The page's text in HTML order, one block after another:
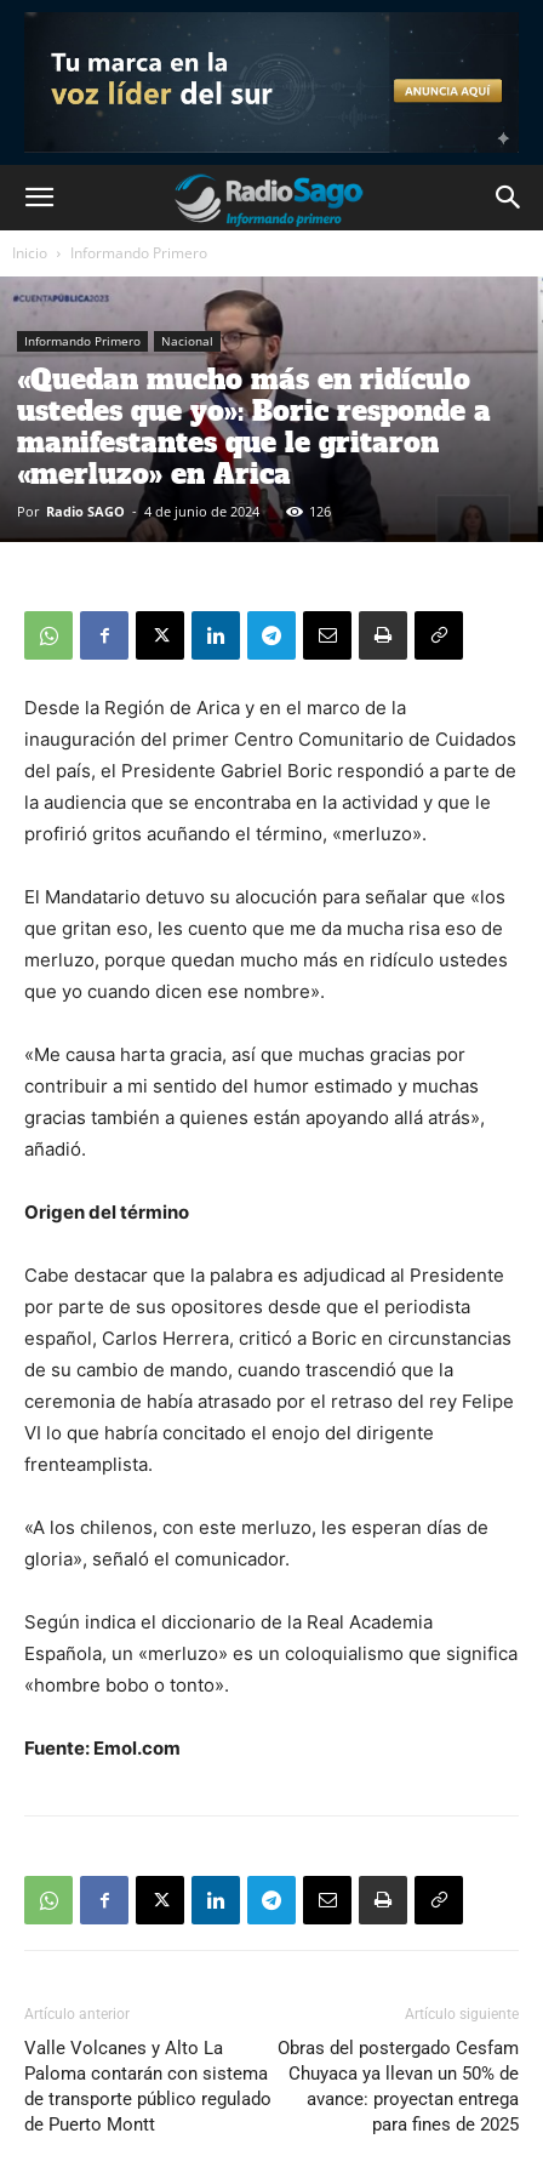
Inicio Informando Primero
Informando Primero Nacional
«Quedan mucho más en ridículo
ustedes que yo»: Boric responde a
manifestantes que le gritaron
«merluzo» en Arica
Por Radio SAGO - 4 de junio de 2024 126
Desde la Región de Arica y en el marco de la
inauguración del primer Centro Comunitario de Cuidados
del país, el Presidente Gabriel Boric respondió a parte de
la audiencia que se encontraba en la actividad y que le
profirió gritos acuñando el término, «merluzo».
El Mandatario detuvo su alocución para señalar que «los
que gritan eso, les cuento que me da mucha risa eso de
merluzo, porque quedan mucho más en ridículo ustedes
que yo cuando dicen ese nombre».
«Me causa harta gracia, así que muchas gracias por
contribuir a mi sentido del humor estimado y muchas
gracias también a quienes están apoyando allá atrás»,
añadió.
Origen del término
Cabe destacar que la palabra es adjudicad al Presidente
por parte de sus opositores desde que el periodista
español, Carlos Herrera, criticó a Boric en circunstancias
de su cambio de mando, cuando trascendió que la
ceremonia de había atrasado por el retraso del rey Felipe
VI lo que habría concitado el enojo del dirigente
frenteamplista.
«A los chilenos, con este merluzo, les esperan días de
gloria», señaló el comunicador.
Según indica el diccionario de la Real Academia
Española, un «merluzo» es un coloquialismo que significa
«hombre bobo o tonto».
Fuente: Emol.com
Artículo anterior
Valle Volcanes y Alto La
Paloma contarán con sistema
de transporte público regulado
de Puerto Montt
Artículo siguiente
Obras del postergado Cesfam
Chuyaca ya llevan un 50% de
avance: proyectan entrega
para fines de 2025